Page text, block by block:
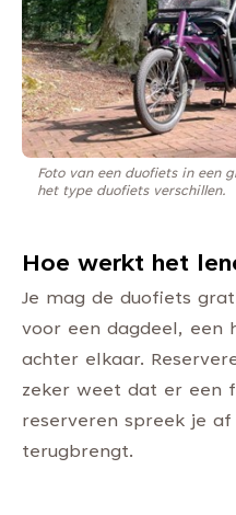
Foto van een duofiets in een
het type duofiets verschillen.
Hoe werkt het
Je mag de duofiets
voor een dagdeel, een
achter elkaar.
zeker weet dat er een
reserveren spreek je
terugbrengt.